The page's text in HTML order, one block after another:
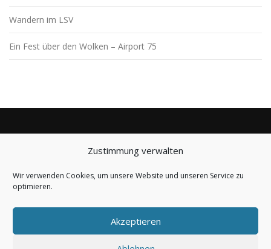
Zustimmung verwalten
Wir verwenden Cookies, um unsere Website und unseren Service zu
optimieren.
Akzeptieren
a
i
o
Wandern im LSV
Ein Fest über den Wolken – Airport 75
BLEIBE AUF DEM LAUFENDEN